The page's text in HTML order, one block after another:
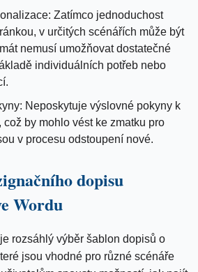
Zatímco jednoduchost
v určitých scénářích může být
nemusí umožňovat dostatečné
individuálních potřeb nebo
Neposkytuje výslovné pokyny k
by mohlo vést ke zmatku pro
v procesu odstoupení nové.
dopisu
Wordu
rozsáhlý výběr šablon dopisů o
jsou vhodné pro různé scénáře